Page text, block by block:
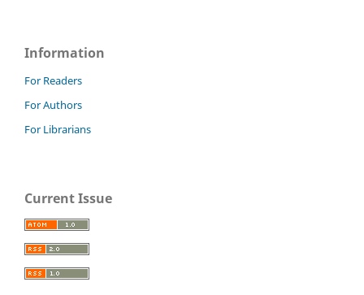
Information
For Readers
For Authors
For Librarians
Current Issue